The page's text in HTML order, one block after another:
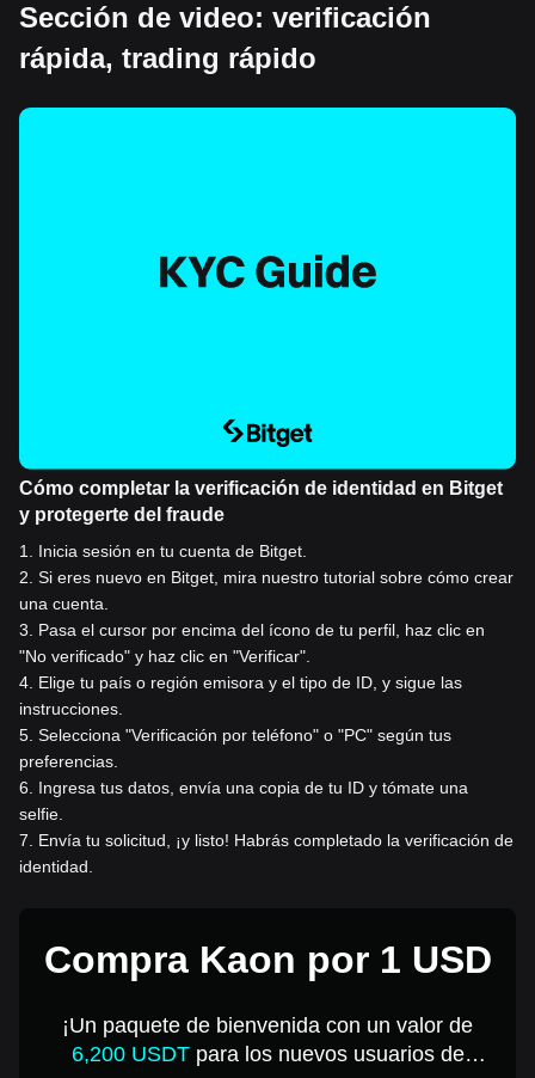
Sección de video: verificación
rápida, trading rápido
Cómo completar la verificación de identidad en Bitget
y protegerte del fraude
1
Inicia sesión en tu cuenta de Bitget.
2 Si eres nuevo en Bitget, mira nuestro tutorial sobre cómo crear
una cuenta.
3
Pasa el cursor por encima del ícono de tu perfil, haz clic en
"No verificado" y haz clic en "Verificar".
4 Elige tu país o región emisora y el tipo de ID, y sigue las
instrucciones.
5 Selecciona "Verificación por teléfono" o "PC" según tus
preferencias.
6
Ingresa tus datos, envía una copia de tu ID y tómate una
selfie.
7
Envía tu solicitud, ¡y listo! Habrás completado la verificación de
identidad.
Compra Kaon por 1 USD
¡Un paquete de bienvenida con un valor de
6,200 USDTpara los nuevos usuarios de